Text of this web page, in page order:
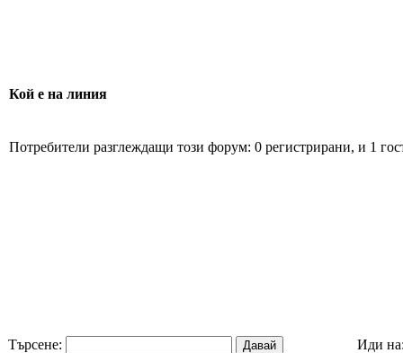
Кой е на линия
Потребители разглеждащи този форум: 0 регистрирани, и 1
Търсене: Иди